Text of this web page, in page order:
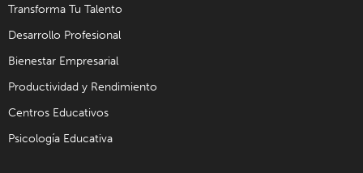
Transforma Tu Talento
Desarrollo Profesional
Bienestar Empresarial
Productividad y Rendimiento
Centros Educativos
Psicología Educativa